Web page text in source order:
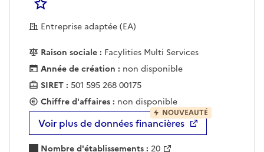
Entreprise adaptée (EA)
Raison sociale : Facylities Multi Services
Année de création : non disponible
SIRET : 501 595 268 00175
Chiffre d'affaires : non disponible
Voir plus de données financières
NOUVEAUTÉ
Nombre d'établissements : 20